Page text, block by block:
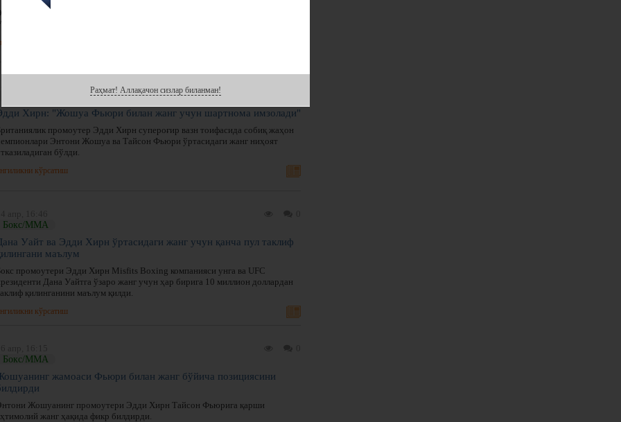
Жошуанинг промоутери Эдди Хирн Жаррелл Миллер ва Деонтей
ўртасида жангни ташкил этиш кераклигини билдирди.
кўрсатиш
Хирн: "Жошуа Фьюри билан жанг учун шартнома имзолади"
промоутер Эдди Хирн супероғир вазн тоифасида собиқ жаҳон
Энтони Жошуа ва Тайсон Фьюри ўртасидаги жанг ниҳоят
бўлди.
кўрсатиш
Бокс/ММА
Уайт ва Эдди Хирн ўртасидаги жанг учун қанча пул таклиф
маълум
промоутери Эдди Хирн Misfits Boxing компанияси унга ва UFC
Дана Уайтга ўзаро жанг учун ҳар бирига 10 миллион доллардан
қилинганини маълум қилди.
кўрсатиш
Бокс/ММА
жамоаси Фьюри билан жанг бўйича позициясини
Жошуанинг промоутери Эдди Хирн Тайсон Фьюрига қарши
жанг ҳақида фикр билдирди.
Раҳмат! Аллақачон сизлар биланман!